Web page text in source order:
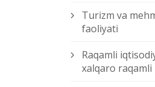
Turizm va
faoliyati
Raqamli
xalqaro